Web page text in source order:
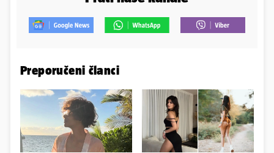
Preporučeni članci